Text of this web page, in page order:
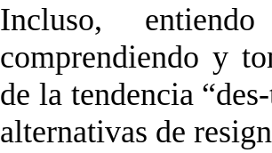
Incluso,
comprendiendo y
de la tendencia
alternativas de